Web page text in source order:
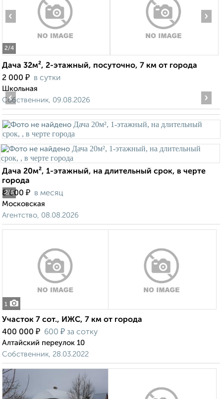
2/4
‹ ›
Дача 32м², 2-этажный, посуточно, 7 км от города
2 000 ₽ в сутки
Школьная
Собственник, 09.08.2026
2/3
‹ ›
Дача 20м², 1-этажный, на длительный срок, в черте
города
8 000 ₽ в месяц
Московская
Агентство, 08.08.2026
1
Участок 7 сот., ИЖС, 7 км от города
400 000 ₽ 600 ₽ за сотку
Алтайский переулок 10
Собственник, 28.03.2022